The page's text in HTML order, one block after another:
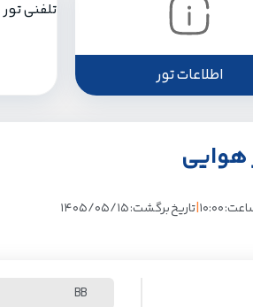
اطلاعات تور
10:00
|تاریخ برگشت: 1405/05/15
BB